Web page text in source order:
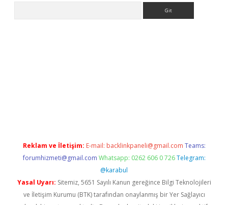
Reklam ve İletişim: E-mail: backlinkpaneli@gmail.com Teams:
forumhizmeti@gmail.com Whatsapp: 0262 606 0 726 Telegram:
@karabul
Yasal Uyarı: Sitemiz, 5651 Sayılı Kanun gereğince Bilgi Teknolojileri
ve İletişim Kurumu (BTK) tarafından onaylanmış bir Yer Sağlayıcı